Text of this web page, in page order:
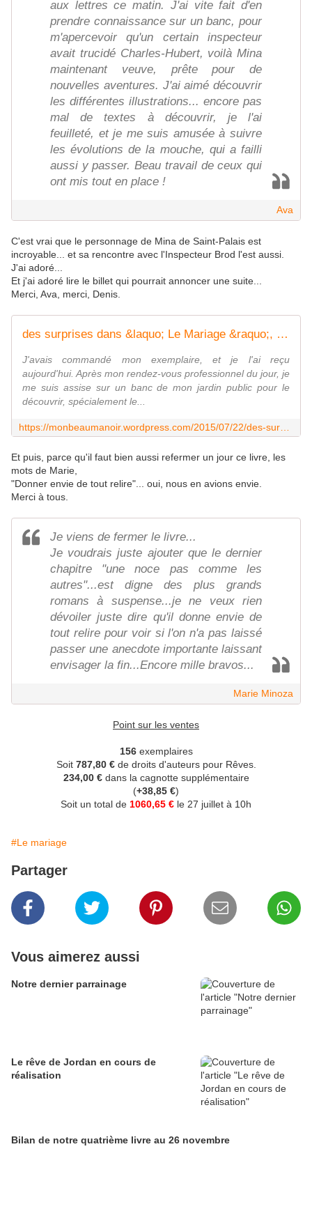
aux lettres ce matin. J'ai vite fait d'en
prendre connaissance sur un banc, pour
m'apercevoir qu'un certain inspecteur
avait trucidé Charles-Hubert, voilà Mina
maintenant veuve, prête pour de
nouvelles aventures. J'ai aimé découvrir
les différentes illustrations... encore pas
mal de textes à découvrir, je l'ai
feuilleté, et je me suis amusée à suivre
les évolutions de la mouche, qui a failli
aussi y passer. Beau travail de ceux qui
ont mis tout en place !
Ava
C'est vrai que le personnage de Mina de Saint-Palais est
incroyable... et sa rencontre avec l'Inspecteur Brod l'est aussi.
J'ai adoré...
Et j'ai adoré lire le billet qui pourrait annoncer une suite...
Merci, Ava, merci, Denis.
des surprises dans &laquo; Le Mariage &raquo;, nouvel ouvrage des &laquo; anthologies éphémères &raquo;
J'avais commandé mon exemplaire, et je l'ai reçu
aujourd'hui. Après mon rendez-vous professionnel du jour, je
me suis assise sur un banc de mon jardin public pour le
découvrir, spécialement le...
Et puis, parce qu'il faut bien aussi refermer un jour ce livre, les
mots de Marie,
"Donner envie de tout relire"... oui, nous en avions envie.
Merci à tous.
Je viens de fermer le livre...
Je voudrais juste ajouter que le dernier
chapitre "une noce pas comme les
autres"...est digne des plus grands
romans à suspense...je ne veux rien
dévoiler juste dire qu'il donne envie de
tout relire pour voir si l'on n'a pas laissé
passer une anecdote importante laissant
envisager la fin...Encore mille bravos...
Marie Minoza
Point sur les ventes
156exemplaires
Soit 787,80 €de droits d'auteurs pour Rêves.
234,00 €dans la cagnotte supplémentaire
(+38,85 €)
Soit un total de 1060,65 € le 27 juillet à 10h
#Le mariage
Partager
Vous aimerez aussi
Notre dernier parrainage
Le rêve de Jordan en cours de
réalisation
Bilan de notre quatrième livre au 26 novembre